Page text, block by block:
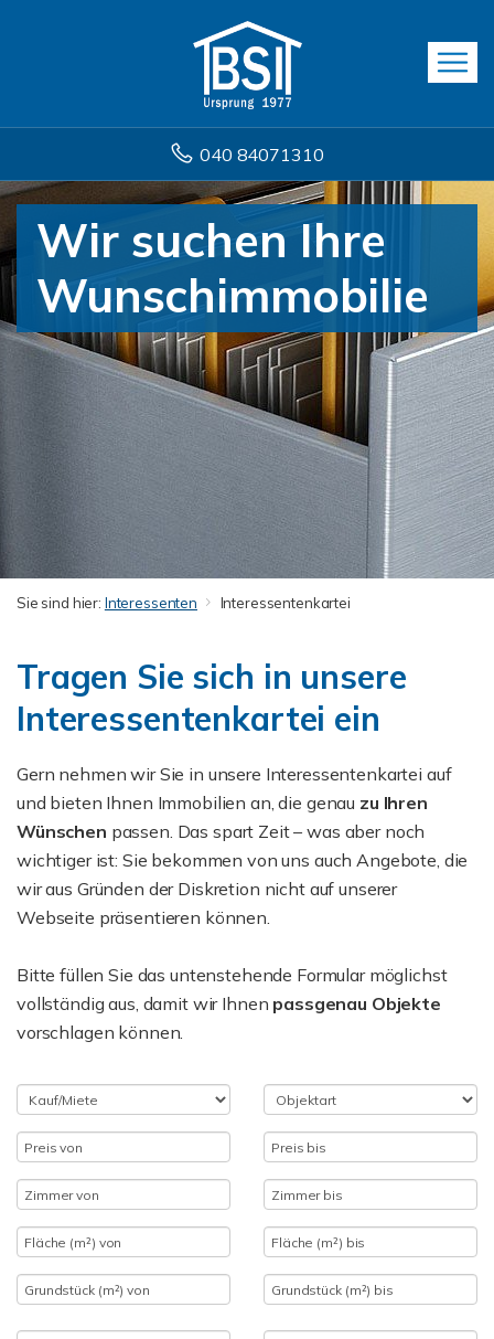
040 84071310
Wir suchen Ihre
Wunschimmobilie
Sie sind hier: Interessenten Interessentenkartei
Tragen Sie sich in unsere
Interessentenkartei ein
Gern nehmen wir Sie in unsere Interessentenkartei auf
und bieten Ihnen Immobilien an, die genau zu Ihren
Wünschen passen. Das spart Zeit – was aber noch
wichtiger ist: Sie bekommen von uns auch Angebote, die
wir aus Gründen der Diskretion nicht auf unserer
Webseite präsentieren können.
Bitte füllen Sie das untenstehende Formular möglichst
vollständig aus, damit wir Ihnen passgenau Objekte
vorschlagen können.